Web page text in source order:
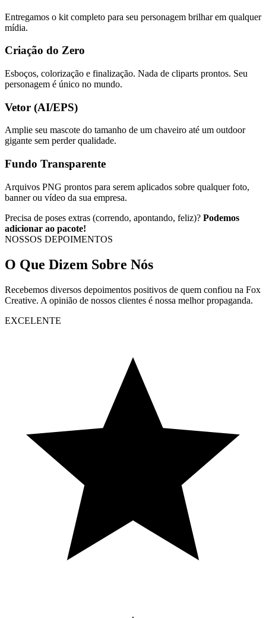
Entregamos o kit completo para seu personagem brilhar em qualquer
mídia.
Criação do Zero
Esboços, colorização e finalização. Nada de cliparts prontos. Seu
personagem é único no mundo.
Vetor (AI/EPS)
Amplie seu mascote do tamanho de um chaveiro até um outdoor
gigante sem perder qualidade.
Fundo Transparente
Arquivos PNG prontos para serem aplicados sobre qualquer foto,
banner ou vídeo da sua empresa.
Precisa de poses extras (correndo, apontando, feliz)? Podemos
adicionar ao pacote!
NOSSOS DEPOIMENTOS
O Que Dizem Sobre Nós
Recebemos diversos depoimentos positivos de quem confiou na Fox
Creative. A opinião de nossos clientes é nossa melhor propaganda.
EXCELENTE